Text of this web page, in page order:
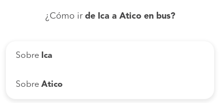
¿Cómo ir de Ica a Atico en bus?
Sobre Ica
Sobre Atico